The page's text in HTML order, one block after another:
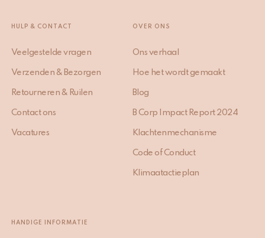
HULP & CONTACT
Veelgestelde vragen
Verzenden & Bezorgen
Retourneren & Ruilen
Contact ons
Vacatures
OVER ONS
Ons verhaal
Hoe het wordt gemaakt
Blog
B Corp Impact Report 2024
Klachtenmechanisme
Code of Conduct
Klimaatactieplan
HANDIGE INFORMATIE